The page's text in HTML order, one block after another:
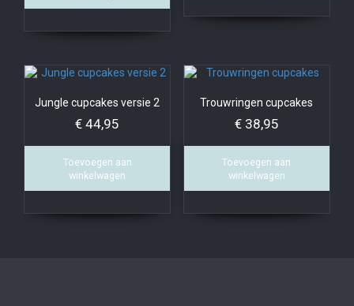
Jungle cupcakes versie 2
€ 44,95
Toevoegen aan
winkelwagen
Trouwringen cupcakes
€38,95
Toevoegen aan
winkelwagen